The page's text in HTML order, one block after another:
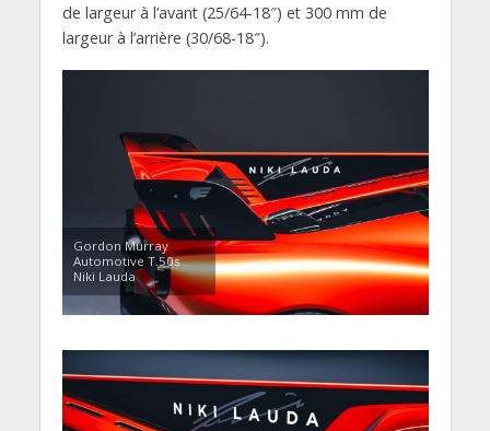
de largeur à l’avant (25/64-18″) et 300 mm de
largeur à l’arrière (30/68-18″).
Gordon Murray
Automotive T.50s
Niki Lauda